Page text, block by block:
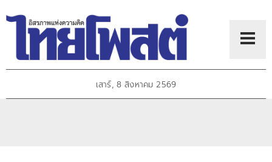
เสาร์, 8 สิงหาคม 2569